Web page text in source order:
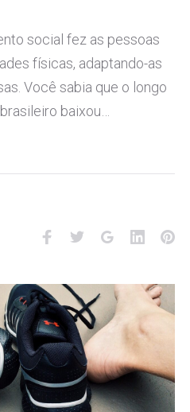
social fez as pessoas
físicas, adaptando-as
Você sabia que o longo
baixou…
Facebook
TwitterGoogle+